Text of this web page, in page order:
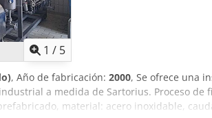
1 / 5
, Año de fabricación: 2000, Se ofrece una
a medida de Sartorius. Proceso de
material: acero inoxidable,